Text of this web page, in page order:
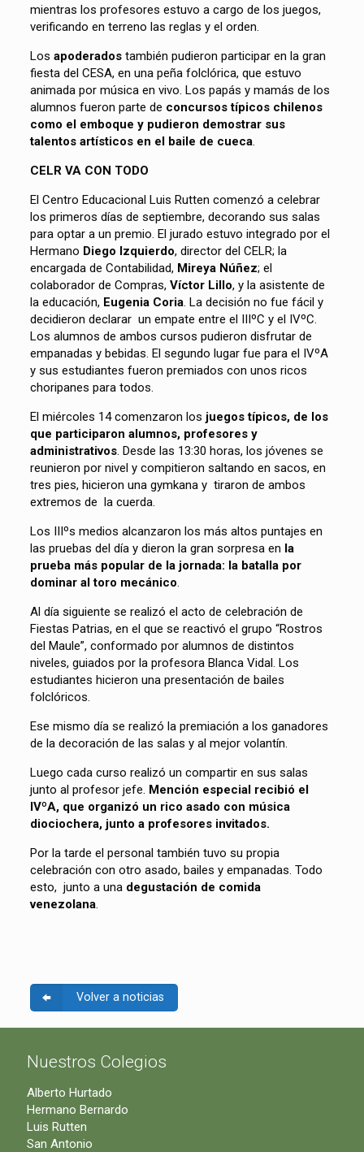
mientras los profesores estuvo a cargo de los juegos,
verificando en terreno las reglas y el orden.
Los apoderadostambién pudieron participar en la gran
fiesta del CESA, en una peña folclórica, que estuvo
animada por música en vivo. Los papás y mamás de los
alumnos fueron parte de concursos típicos chilenos
como el emboque y pudieron demostrar sus
talentos artísticos en el baile de cueca.
CELR VA CON TODO
El Centro Educacional Luis Rutten comenzó a celebrar
los primeros días de septiembre, decorando sus salas
para optar a un premio. El jurado estuvo integrado por el
Hermano Diego Izquierdo, director del CELR; la
encargada de Contabilidad, Mireya Núñez; el
colaborador de Compras, Víctor Lillo, y la asistente de
la educación, Eugenia Coria. La decisión no fue fácil y
decidieron declarar un empate entre el IIIºC y el IVºC.
Los alumnos de ambos cursos pudieron disfrutar de
empanadas y bebidas. El segundo lugar fue para el IVºA
y sus estudiantes fueron premiados con unos ricos
choripanes para todos.
El miércoles 14 comenzaron los juegos típicos, de los
que participaron alumnos, profesores y
administrativos. Desde las 13:30 horas, los jóvenes se
reunieron por nivel y compitieron saltando en sacos, en
tres pies, hicieron una gymkana y tiraron de ambos
extremos de la cuerda.
Los IIIºs medios alcanzaron los más altos puntajes en
las pruebas del día y dieron la gran sorpresa en la
prueba más popular de la jornada: la batalla por
dominar al toro mecánico.
Al día siguiente se realizó el acto de celebración de
Fiestas Patrias, en el que se reactivó el grupo “Rostros
del Maule”, conformado por alumnos de distintos
niveles, guiados por la profesora Blanca Vidal. Los
estudiantes hicieron una presentación de bailes
folclóricos.
Ese mismo día se realizó la premiación a los ganadores
de la decoración de las salas y al mejor volantín.
Luego cada curso realizó un compartir en sus salas
junto al profesor jefe. Mención especial recibió el
IVºA, que organizó un rico asado con música
diociochera, junto a profesores invitados.
Por la tarde el personal también tuvo su propia
celebración con otro asado, bailes y empanadas. Todo
esto, junto a una degustación de comida
venezolana.
Volver a noticias
Nuestros Colegios
Alberto Hurtado
Hermano Bernardo
Luis Rutten
San Antonio